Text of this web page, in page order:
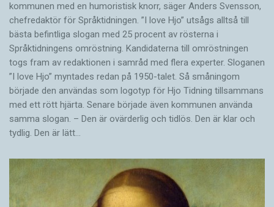
kommunen med en humoristisk knorr, säger Anders Svensson,
chefredaktör för Språktidningen. ”I love Hjo” utsågs alltså till
bästa befintliga slogan med 25 procent av rösterna i
Språktidningens omröstning. Kandidaterna till omröstningen
togs fram av redaktionen i samråd med flera experter. Sloganen
”I love Hjo” myntades redan på 1950-talet. Så småningom
började den användas som logotyp för Hjo Tidning tillsammans
med ett rött hjärta. Senare började även kommunen använda
samma slogan. – Den är ovärderlig och tidlös. Den är klar och
tydlig. Den är lätt…